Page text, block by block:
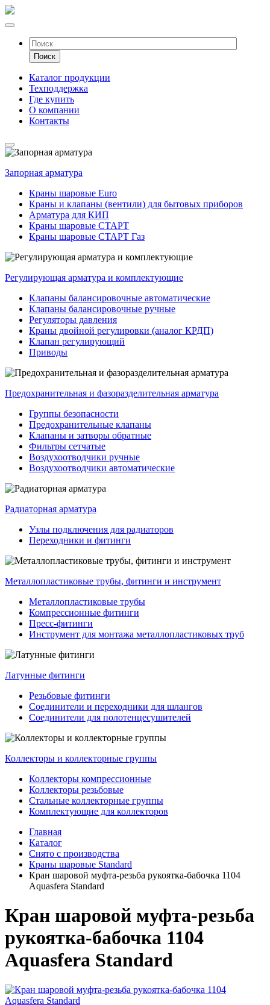
Каталог продукции
Техподдержка
Где купить
О компании
Контакты
Запорная арматура
Краны шаровые Euro
Краны и клапаны (вентили) для бытовых приборов
Арматура для КИП
Краны шаровые СТАРТ
Краны шаровые СТАРТ Газ
Регулирующая арматура и комплектующие
Клапаны балансировочные автоматические
Клапаны балансировочные ручные
Регуляторы давления
Краны двойной регулировки (аналог КРДП)
Клапан регулирующий
Приводы
Предохранительная и фазоразделительная арматура
Группы безопасности
Предохранительные клапаны
Клапаны и затворы обратные
Фильтры сетчатые
Воздухоотводчики ручные
Воздухоотводчики автоматические
Радиаторная арматура
Узлы подключения для радиаторов
Переходники и фитинги
Металлопластиковые трубы, фитинги и инструмент
Металлопластиковые трубы
Компрессионные фитинги
Пресс-фитинги
Инструмент для монтажа металлопластиковых труб
Латунные фитинги
Резьбовые фитинги
Соединители и переходники для шлангов
Соединители для полотенцесушителей
Коллекторы и коллекторные группы
Коллекторы компрессионные
Коллекторы резьбовые
Стальные коллекторные группы
Комплектующие для коллекторов
Главная
Каталог
Снято с производства
Краны шаровые Standard
Кран шаровой муфта-резьба рукоятка-бабочка 1104
Aquasfera Standard
Кран шаровой муфта-резьба
рукоятка-бабочка 1104
Aquasfera Standard